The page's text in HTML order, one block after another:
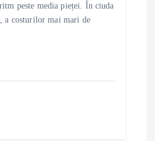
peste media pieței. În ciuda
a costurilor mai mari de